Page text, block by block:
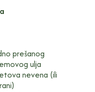
prešanog
ulja
nevena (ili